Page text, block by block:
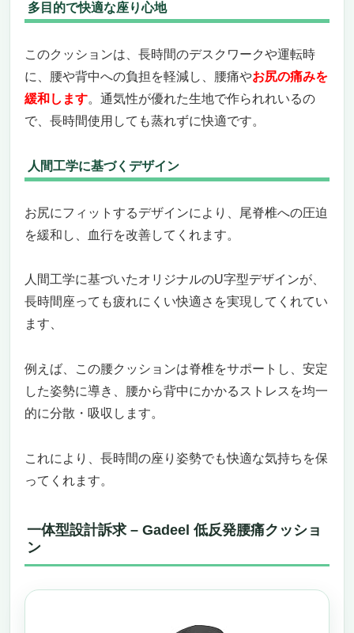
多目的で快適な座り心地
このクッションは、長時間のデスクワークや運転時
に、腰や背中への負担を軽減し、腰痛やお尻の痛みを
緩和します。通気性が優れた生地で作られれいるの
で、長時間使用しても蒸れずに快適です。
人間工学に基づくデザイン
お尻にフィットするデザインにより、尾脊椎への圧迫
を緩和し、血行を改善してくれます。
人間工学に基づいたオリジナルのU字型デザインが、
長時間座っても疲れにくい快適さを実現してくれてい
ます、
例えば、この腰クッションは脊椎をサポートし、安定
した姿勢に導き、腰から背中にかかるストレスを均一
的に分散・吸収します。
これにより、長時間の座り姿勢でも快適な気持ちを保
ってくれます。
一体型設計訴求 – Gadeel 低反発腰痛クッショ
ン